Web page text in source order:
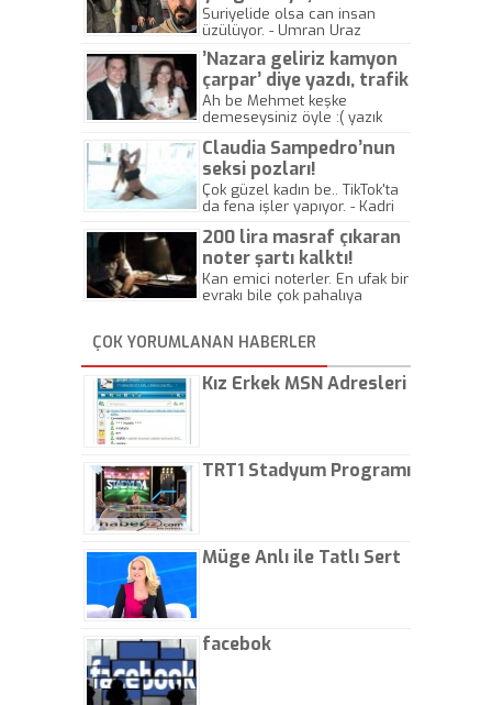
yitirdi
Suriyelide olsa can insan
üzülüyor. - Umran Uraz
’Nazara geliriz kamyon
çarpar’ diye yazdı, trafik
kazasında öldü!
Ah be Mehmet keşke
demeseysiniz öyle :( yazık
Claudia Sampedro’nun
seksi pozları!
Çok güzel kadın be.. TikTok'ta
da fena işler yapıyor. - Kadri
200 lira masraf çıkaran
noter şartı kalktı!
Kan emici noterler. En ufak bir
evrakı bile çok pahalıya
kaptırıyorsunuz. - Kayhan
Gezenti
ÇOK YORUMLANAN HABERLER
Kız Erkek MSN Adresleri
TRT1 Stadyum Programı
Müge Anlı ile Tatlı Sert
facebok